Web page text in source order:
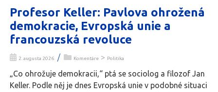
Profesor Keller: Pavlova ohrožená
demokracie, Evropská unie a
francouzská revoluce
2. augusta 2026 / Komentáre > Politika
„Co ohrožuje demokracii,“ ptá se sociolog a filozof Jan
Keller. Podle něj je dnes Evropská unie v podobné situaci